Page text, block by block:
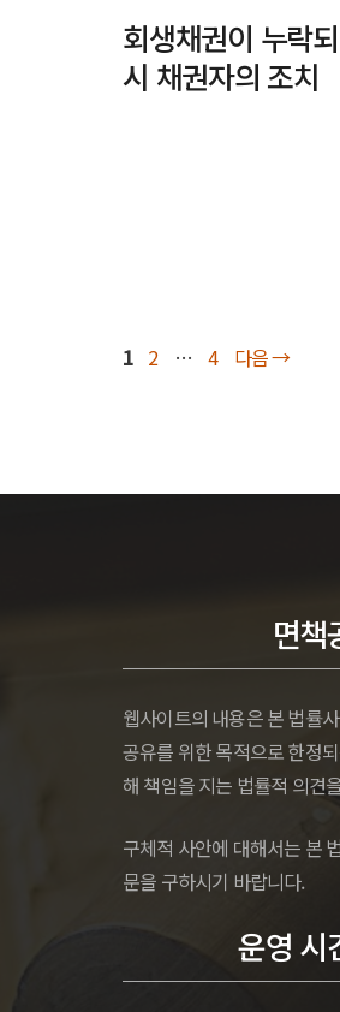
회생채권이 누락
시 채권자의 조치
페
1 페
2 … 페
4 다음→
면책
웹사이트의 내용은 본 법률
공유를 위한 목적으로 한정
해 책임을 지는 법률적 의견
구체적 사안에 대해서는 본
문을 구하시기 바랍니다.
운영 시